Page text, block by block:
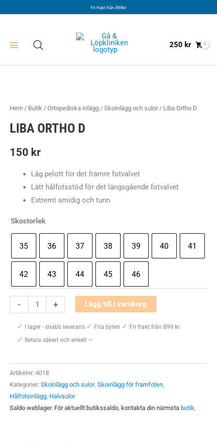
Fri frakt från 899kr
250 kr
Hem / Butik / Ortopediska inlägg / Skoinlägg och sulor/ Liba Ortho D
LIBA ORTHO D
150 kr
Låg pelott för det främre fotvalvet
Lätt hålfotsstöd för det längsgående fotvalvet
Extremt smidig och tunn
Skostorlek
35 36 37 38 39 40 41
42 43 44 45 46
-
Ortho
mängd
+ Lägg till i varukorg
✓ I lager - snabb leverans ✓ Fria byten ✓ Fri frakt från 899 kr
✓ Betala säkert och enkelt —
Artikelnr: 4018
Kategorier: Skoinlägg och sulor, Skoinlägg för framfoten
Hålfotsinlägg Halvsulor
Saldo weblager. För aktuellt butikssaldo, kontakta din närmsta butik.